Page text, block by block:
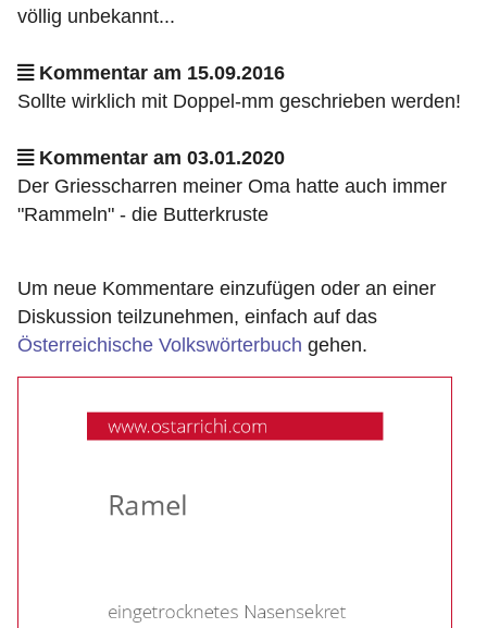
völlig unbekannt...
Kommentar am 15.09.2016
Sollte wirklich mit Doppel-mm geschrieben werden!
Kommentar am 03.01.2020
Der Griesscharren meiner Oma hatte auch immer
"Rammeln" - die Butterkruste
Um neue Kommentare einzufügen oder an einer
Diskussion teilzunehmen, einfach auf das
Österreichische Volkswörterbuch gehen.